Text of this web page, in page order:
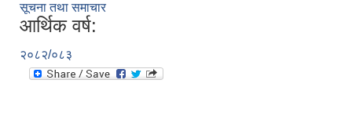
सूचना तथा समाचार
आर्थिक वर्ष:
२०८२/०८३